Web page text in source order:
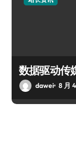
数据驱动传
dawei 8 月